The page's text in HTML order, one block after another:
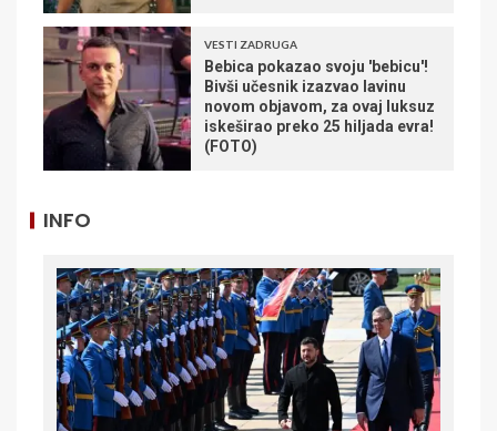
VESTI ZADRUGA
Bebica pokazao svoju 'bebicu'!
Bivši učesnik izazvao lavinu
novom objavom, za ovaj luksuz
iskeširao preko 25 hiljada evra!
(FOTO)
INFO